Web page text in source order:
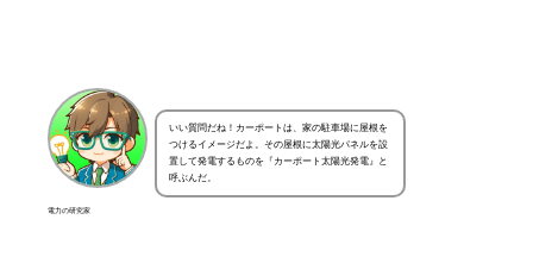
電力の研究家
いい質問だね！カーポートは、家の駐車場に屋根を
つけるイメージだよ。その屋根に太陽光パネルを設
置して発電するものを『カーポート太陽光発電』と
呼ぶんだ。